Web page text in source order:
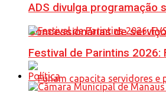
Concessionárias de
ADS divulga programação
Festival de Parintins
Política